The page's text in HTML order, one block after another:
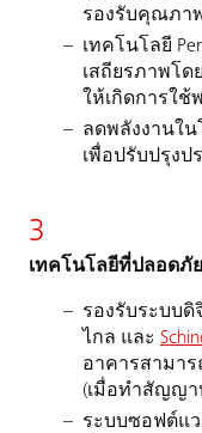
รองรับคุณภา
เทคโนโลยี
เสถียรภาพโด
ให้เกิดการใช้
ลดพลังงานใน
เพื่อปรับปรุง
3
เทคโนโลยีที่ปลอดภั
รองรับระบบดิ
ไกล และ
อาคารสามา
(เมื่อทำสัญญา
ระบบซอฟต์แ